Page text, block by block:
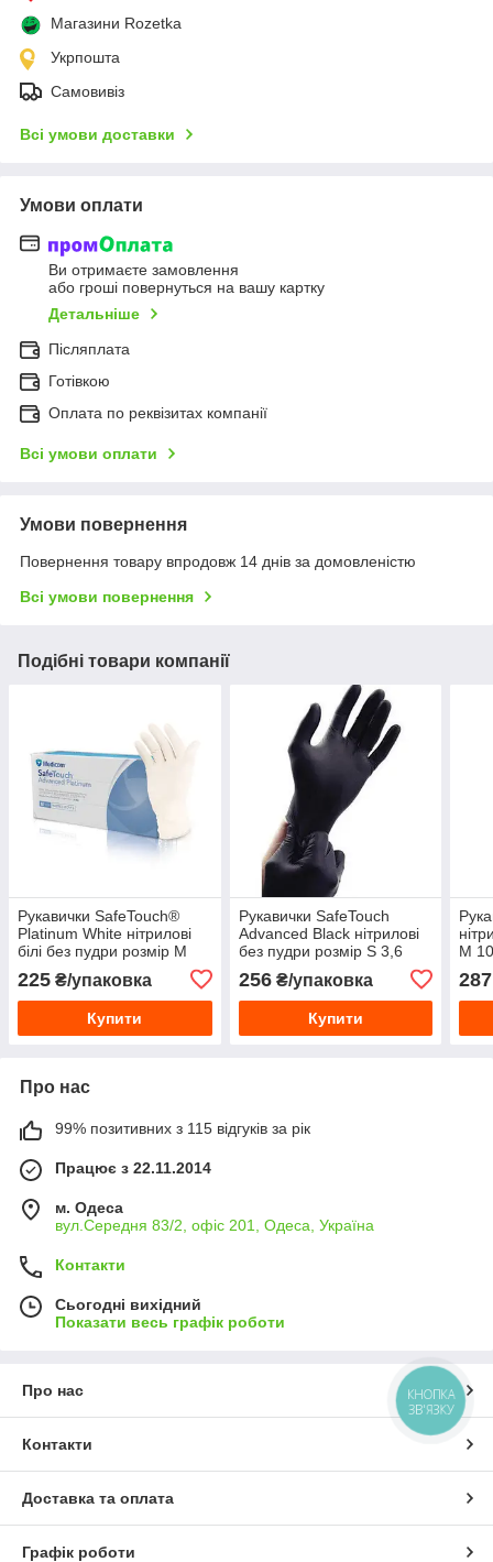
Магазини Rozetka
Укрпошта
Самовивіз
Всі умови доставки
Умови оплати
Ви отримаєте замовлення
або гроші повернуться на вашу картку
Детальніше
Післяплата
Готівкою
Оплата по реквізитах компанії
Всі умови оплати
Умови повернення
Повернення товару впродовж 14 днів за домовленістю
Всі умови повернення
Подібні товари компанії
Рукавички SafeTouch®
Platinum White нітрилові
білі без пудри розмір M
225 ₴/упаковка
Купити
Рукавички SafeTouch
Advanced Black нітрилові
без пудри розмір S 3,6
256₴/упаковка
Купити
М
287
Про нас
99% позитивних з 115 відгуків за рік
Працює з 22.11.2014
м. Одеса
вул.Середня 83/2, офіс 201, Одеса, Україна
Контакти
Сьогодні вихідний
Показати весь графік роботи
Про нас
Контакти
Доставка та оплата
Графік роботи
КНОПКА
ЗВ'ЯЗКУ